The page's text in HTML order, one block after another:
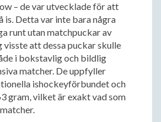
– de var utvecklade för att
is. Detta var inte bara några
runt utan matchpuckar av
visste att dessa puckar skulle
i bokstavlig och bildlig
matcher. De uppfyller
ishockeyförbundet och
gram, vilket är exakt vad som